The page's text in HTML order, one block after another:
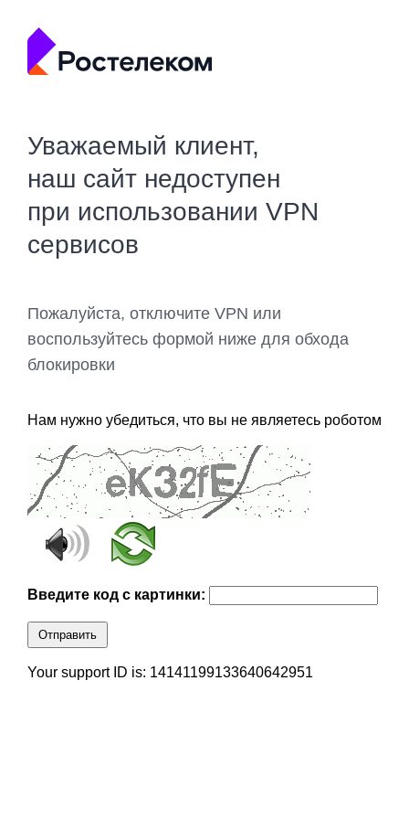
Уважаемый клиент,
наш сайт недоступен
при использовании VPN
сервисов
Пожалуйста, отключите VPN или
воспользуйтесь формой ниже для обхода
блокировки
Нам нужно убедиться, что вы не являетесь роботом
Введите код с картинки:
Отправить
Your support ID is: 14141199133640642951